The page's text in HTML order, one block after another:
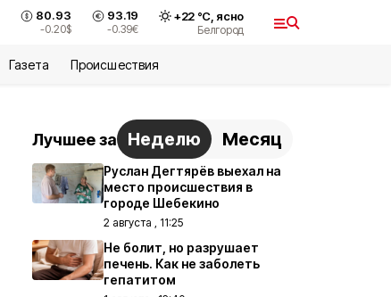
80.93
-0.20$
93.19
-0.39€
+22°С, ясно
Белгород
Газета Происшествия
Лучшее за Неделю Месяц
Руслан Дегтярёв выехал на
место происшествия в
городе Шебекино
2 августа , 11:25
Не болит, но разрушает
печень. Как не заболеть
гепатитом